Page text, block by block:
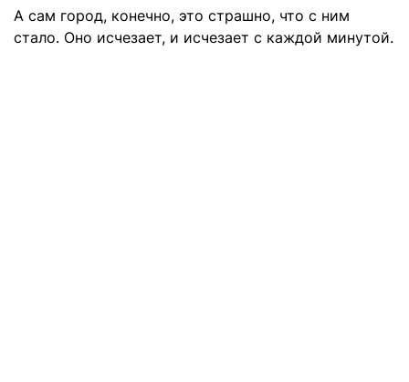
А сам город, конечно, это страшно, что с ним
стало. Оно исчезает, и исчезает с каждой минутой.